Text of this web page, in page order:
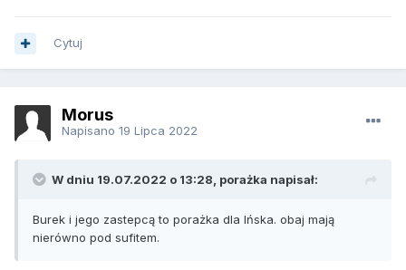
Cytuj
Morus
Napisano 19 Lipca 2022
W dniu 19.07.2022 o 13:28, porażka napisał:
Burek i jego zastepcą to porażka dla Ińska. obaj mają
nierówno pod sufitem.